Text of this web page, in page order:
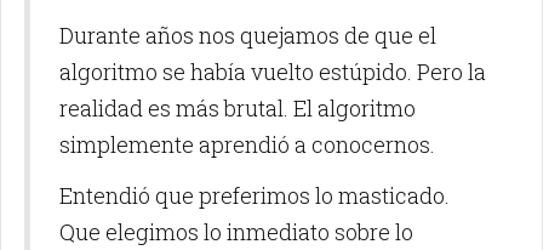
Durante años nos quejamos de que el
algoritmo se había vuelto estúpido. Pero la
realidad es más brutal. El algoritmo
simplemente aprendió a conocernos.
Entendió que preferimos lo masticado.
Que elegimos lo inmediato sobre lo